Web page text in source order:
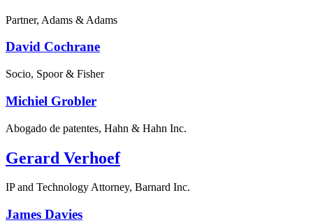
Partner, Adams & Adams
David Cochrane
Socio, Spoor & Fisher
Michiel Grobler
Abogado de patentes, Hahn & Hahn Inc.
Gerard Verhoef
IP and Technology Attorney, Barnard Inc.
James Davies